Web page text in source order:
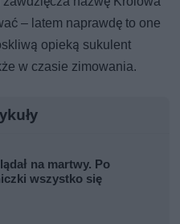
– latem naprawdę to one
opieką sukulent
w czasie zimowania.
na martwy. Po
wszystko się